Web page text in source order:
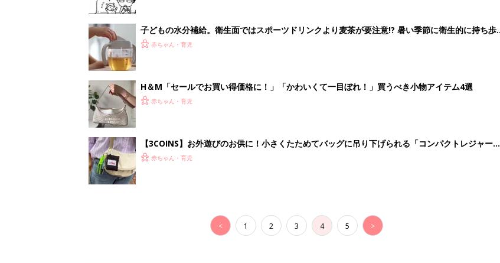
子どもの水分補給。衛生面ではスポーツドリンクより麦茶が要注意!? 暑い季節に衛生的に持ち歩
く3つのコツとは？【専門家監修】
赤ちゃん・育児
H＆М「セールでお買い得価格に！」「かわいくて一目ぼれ！」買うべき小物アイテム4選
赤ちゃん・育児
【3COINS】お外遊びのお供に！小さくたためてバッグに吊り下げられる「コンパクトレジャーシ
ート」
赤ちゃん・育児
< 1 2 3 4 5 >